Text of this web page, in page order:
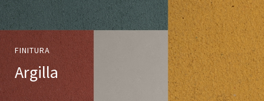
Argilla
FINITURA